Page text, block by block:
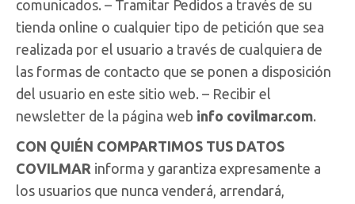
comunicados. – Tramitar Pedidos a través de su
tienda online o cualquier tipo de petición que sea
realizada por el usuario a través de cualquiera de
las formas de contacto que se ponen a disposición
del usuario en este sitio web. – Recibir el
newsletter de la página web info covilmar.com.
CON QUIÉN COMPARTIMOS TUS DATOS
COVILMAR informa y garantiza expresamente a
los usuarios que nunca venderá, arrendará,